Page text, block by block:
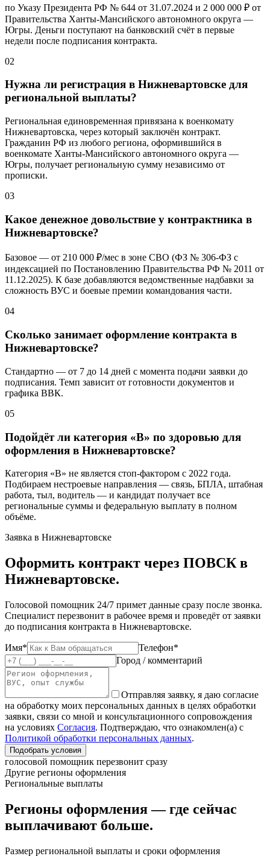
по Указу Президента РФ № 644 от 31.07.2024 и 2 000 000 ₽ от
Правительства Ханты-Мансийского автономного округа —
Югры. Деньги поступают на банковский счёт в первые
недели после подписания контракта.
02
Нужна ли регистрация в Нижневартовске для
региональной выплаты?
Региональная единовременная привязана к военкомату
Нижневартовска, через который заключён контракт.
Гражданин РФ из любого региона, оформившийся в
военкомате Ханты-Мансийского автономного округа —
Югры, получает региональную сумму независимо от
прописки.
03
Какое денежное довольствие у контрактника в
Нижневартовске?
Базовое — от 210 000 ₽/мес в зоне СВО (ФЗ № 306-ФЗ с
индексацией по Постановлению Правительства РФ № 2011 от
11.12.2025). К базе добавляются ведомственные надбавки за
сложность ВУС и боевые премии командования части.
04
Сколько занимает оформление контракта в
Нижневартовске?
Стандартно — от 7 до 14 дней с момента подачи заявки до
подписания. Темп зависит от готовности документов и
графика ВВК.
05
Подойдёт ли категория «В» по здоровью для
оформления в Нижневартовске?
Категория «В» не является стоп-фактором с 2022 года.
Подбираем нестроевые направления — связь, БПЛА, штабная
работа, тыл, водитель — и кандидат получает все
региональные суммы и федеральную выплату в полном
объёме.
Заявка в Нижневартовске
Оформить контракт через ПОВСК в
Нижневартовске.
Голосовой помощник 24/7 примет данные сразу после звонка.
Специалист перезвонит в рабочее время и проведёт от заявки
до подписания контракта в Нижневартовске.
Имя*
Телефон*
Город / комментарий
Отправляя заявку, я даю согласие
на обработку моих персональных данных в целях обработки
заявки, связи со мной и консультационного сопровождения
на условиях Согласия. Подтверждаю, что ознакомлен(а) с
Политикой обработки персональных данных.
Подобрать условия
голосовой помощник перезвонит сразу
Другие регионы оформления
Региональные выплаты
Регионы оформления — где сейчас
выплачивают больше.
Размер региональной выплаты и сроки оформления